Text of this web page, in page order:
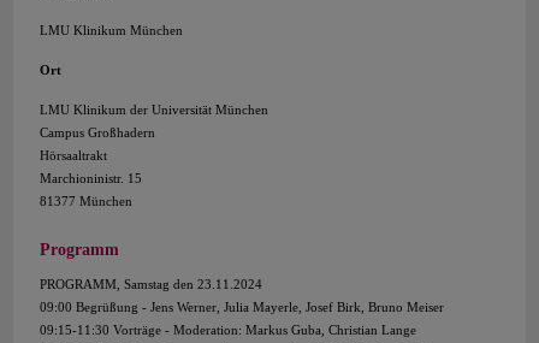
LMU Klinikum München
Ort
LMU Klinikum der Universität München
Campus Großhadern
Hörsaaltrakt
Marchioninistr. 15
81377 München
Programm
PROGRAMM, Samstag den 23.11.2024
09:00 Begrüßung - Jens Werner, Julia Mayerle, Josef Birk, Bruno Meiser
09:15-11:30 Vorträge - Moderation: Markus Guba, Christian Lange